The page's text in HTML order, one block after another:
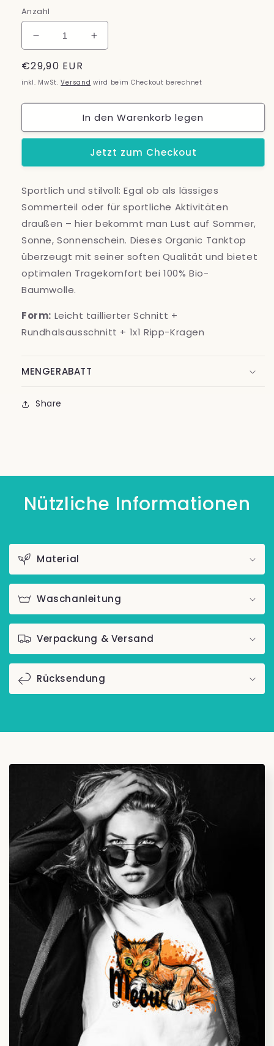
Anzahl
Verringere
die
Menge
für
am
you
organic
in
mehreren
Farber,
Bio-
Baumwolle
Erhöhe
die
für
am
with
you
Damen
organic
in
mehreren
Farber,
100%
Bio-
Baumwolle
Normaler
Preis
€29,90 EUR
inkl. MwSt.Versand wird beim Checkout berechnet
In den Warenkorb legen
Jetzt zum Checkout
Sportlich und stilvoll: Egal ob als lässiges
Sommerteil oder für sportliche Aktivitäten
draußen – hier bekommt man Lust auf Sommer,
Sonne, Sonnenschein. Dieses Organic Tanktop
überzeugt mit seiner soften Qualität und bietet
optimalen Tragekomfort bei 100% Bio-
Baumwolle.
Form: Leicht taillierter Schnitt +
Rundhalsausschnitt + 1x1 Ripp-Kragen
MENGERABATT
Share
Nützliche Informationen
Material
Waschanleitung
Verpackung & Versand
Rücksendung